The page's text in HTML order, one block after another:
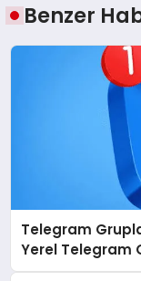
Benzer
Telegram
Yerel Telegram
Topluluklara